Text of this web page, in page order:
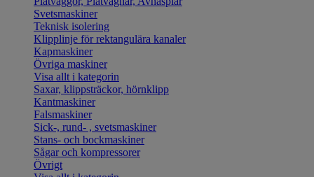
Svetsmaskiner
Teknisk isolering
Klipplinje för rektangulära kanaler
Kapmaskiner
Övriga maskiner
Visa allt i kategorin
Saxar, klippsträckor, hörnklipp
Kantmaskiner
Falsmaskiner
Sick-, rund- , svetsmaskiner
Stans- och bockmaskiner
Sågar och kompressorer
Övrigt